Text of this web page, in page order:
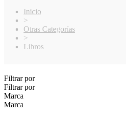
Inicio
>
Otras Categorías
>
Libros
Filtrar por
Filtrar por
Marca
Marca